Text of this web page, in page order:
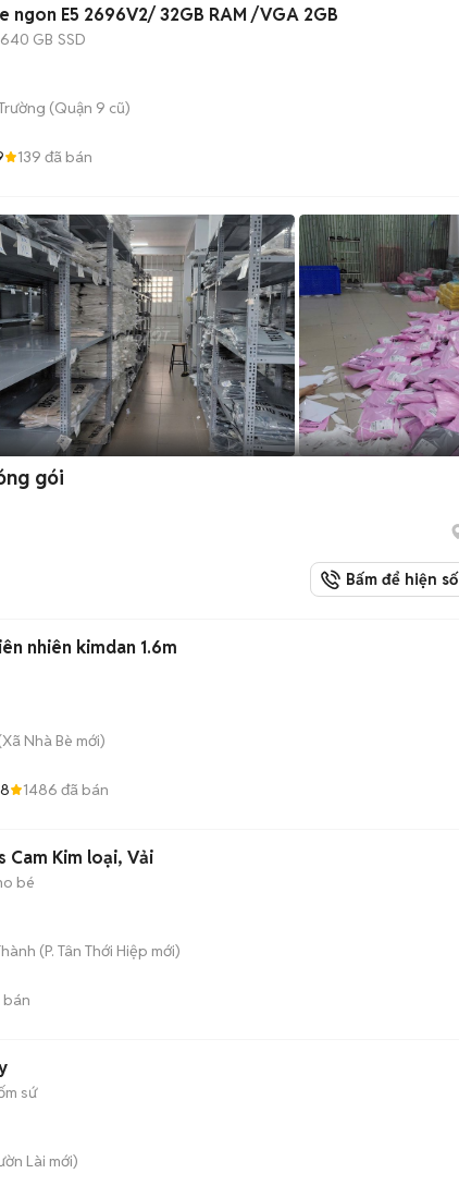
ngon E5 2696V2/ 32GB RAM /VGA 2GB
640 GB SSD
(Quận 9 cũ)
139 đã bán
gói
Bấm để hiện số
nhiên kimdan 1.6m
Xã Nhà Bè mới)
1486 đã bán
Cam Kim loại, Vải
bé
(P. Tân Thới Hiệp mới)
bán
sứ
Lài mới)